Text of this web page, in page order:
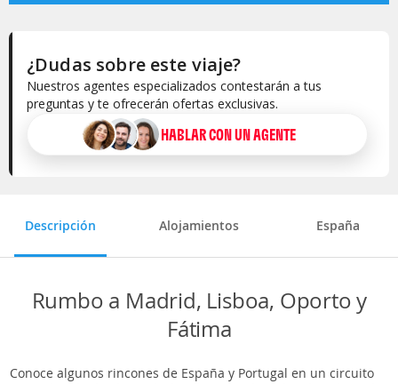
¿Dudas sobre este viaje?
Nuestros agentes especializados contestarán a tus
preguntas y te ofrecerán ofertas exclusivas.
HABLAR CON UN AGENTE
Descripción Alojamientos España
Rumbo a Madrid, Lisboa, Oporto y
Fátima
Conoce algunos rincones de España y Portugal en un circuito